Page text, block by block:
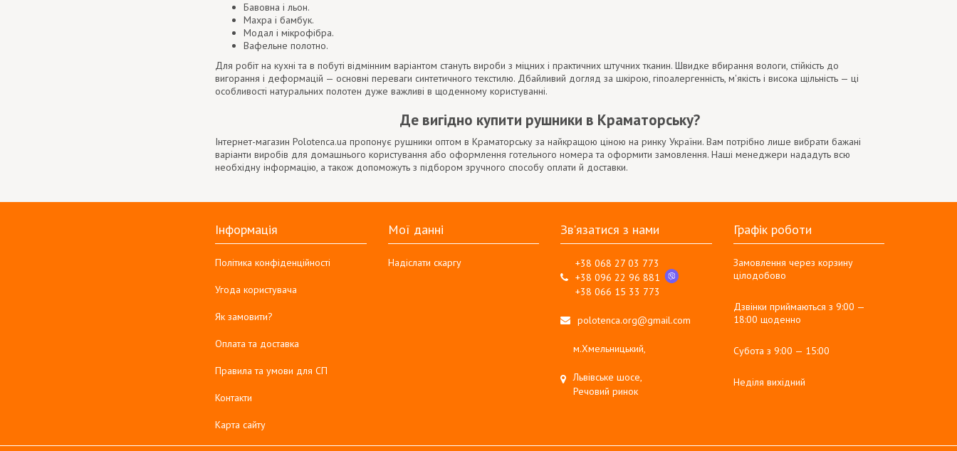
Бавовна і льон.
Махра і бамбук.
Модал і мікрофібра.
Вафельне полотно.
Для робіт на кухні та в побуті відмінним варіантом стануть вироби з міцних і практичних штучних тканин. Швидке вбирання вологи, стійкість до
вигорання і деформацій — основні переваги синтетичного текстилю. Дбайливий догляд за шкірою, гіпоалергенність, м'якість і висока щільність — ці
особливості натуральних полотен дуже важливі в щоденному користуванні.
Де вигідно купити рушники в Краматорську?
Інтернет-магазин Polotenca.ua пропонує рушники оптом в Краматорську за найкращою ціною на ринку України. Вам потрібно лише вибрати бажані
варіанти виробів для домашнього користування або оформлення готельного номера та оформити замовлення. Наші менеджери нададуть всю
необхідну інформацію, а також допоможуть з підбором зручного способу оплати й доставки.
Інформація
Політика конфіденційності
Угода користувача
Як замовити?
Оплата та доставка
Правила та умови для СП
Контакти
Карта сайту
Мої данні
Надіслати скаргу
Зв'язатися з нами
+38 068 27 03 773
+38 096 22 96 881
+38 066 15 33 773
polotenca.org@gmail.com
м.Хмельницький,
Львівське шосе,
Речовий ринок
Графік роботи
Замовлення через корзину
цілодобово
Дзвінки приймаються з 9:00 —
18:00 щоденно
Субота з 9:00 — 15:00
Неділя вихідний